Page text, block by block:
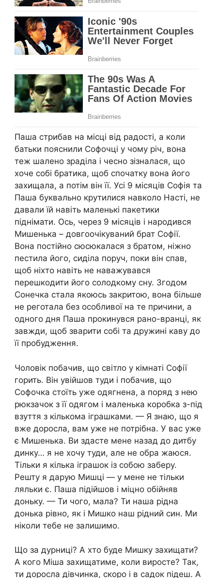
Паша стрибав на місці від радості, а коли
батьки пояснили Софочці у чому річ, вона
теж шалено зраділа і чесно зізналася, що
хоче собі братика, щоб спочатку вона його
захищала, а потім він її. Усі 9 місяців Софія та
Паша буквально крутилися навколо Насті, не
давали їй навіть маленькі пакетики
піднімати. Ось, через 9 місяців і народився
Мишенька – довгоочікуваний брат Софії.
Вона постійно сюсюкалася з братом, ніжно
пестила його, сиділа поруч, поки він спав,
щоб ніхто навіть не наважувався
перешкодити його солодкому сну. Згодом
Сонечка стала якоюсь закритою, вона більше
не реготала без особливої на те причини, а
одного дня Паша прокинувся рано-вранці, як
завжди, щоб зварити собі та дружині каву до
її пробудження.
Чоловік побачив, що світло у кімнаті Софії
горить. Він увійшов туди і побачив, що
Софочка стоїть уже одягнена, а поряд з нею
рюкзачок з її одягом і маленька коробка з-під
взуття з кількома іграшками. — Я знаю, що я
вже доросла, вам уже не потрібна. У вас уже
є Мишенька. Ви здасте мене назад до дитбу
динку… я не хочу туди, але не обра жаюся.
Тільки я кілька іграшок із собою заберу.
Решту я дарую Мишці — у мене не тільки
ляльки є. Паша підійшов і міцно обійняв
доньку. — Ти чого, мала? Ти наша рідна
донька рівно, як і Мишко наш рідний син. Ми
ніколи тебе не залишимо.
Що за дурниці? А хто буде Мишку захищати?
А кого Міша захищатиме, коли виросте? Так,
ти доросла дівчинка, скоро і в садок підеш. А